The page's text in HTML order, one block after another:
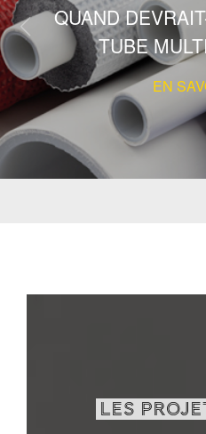
QUAND
TUBE
EN
LES